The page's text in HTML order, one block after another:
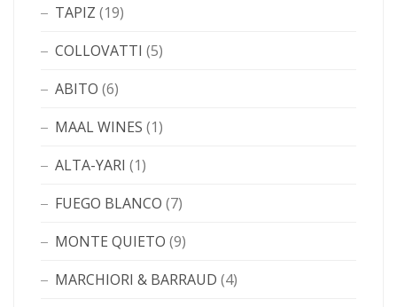
TAPIZ (19)
COLLOVATTI (5)
ABITO (6)
MAAL WINES (1)
ALTA-YARI (1)
FUEGO BLANCO (7)
MONTE QUIETO (9)
MARCHIORI & BARRAUD (4)